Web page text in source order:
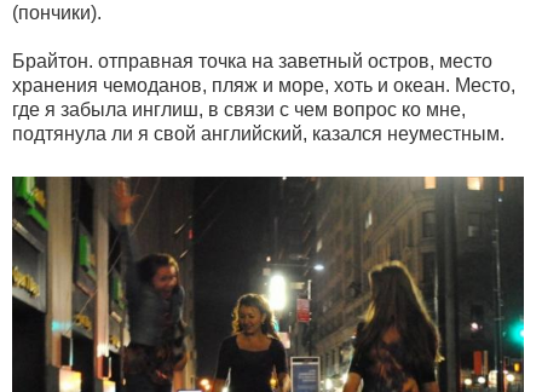
(пончики).
Брайтон. отправная точка на заветный остров, место
хранения чемоданов, пляж и море, хоть и океан. Место,
где я забыла инглиш, в связи с чем вопрос ко мне,
подтянула ли я свой английский, казался неуместным.